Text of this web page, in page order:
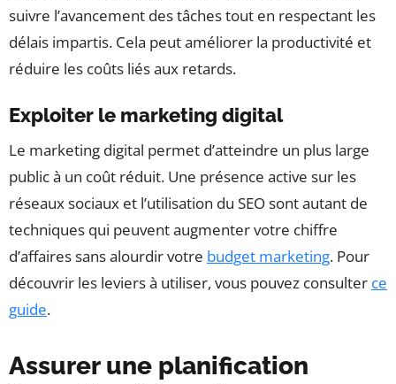
suivre l’avancement des tâches tout en respectant les
délais impartis. Cela peut améliorer la productivité et
réduire les coûts liés aux retards.
Exploiter le marketing digital
Le marketing digital permet d’atteindre un plus large
public à un coût réduit. Une présence active sur les
réseaux sociaux et l’utilisation du SEO sont autant de
techniques qui peuvent augmenter votre chiffre
d’affaires sans alourdir votre budget marketing. Pour
découvrir les leviers à utiliser, vous pouvez consulter ce
guide.
Assurer une planification